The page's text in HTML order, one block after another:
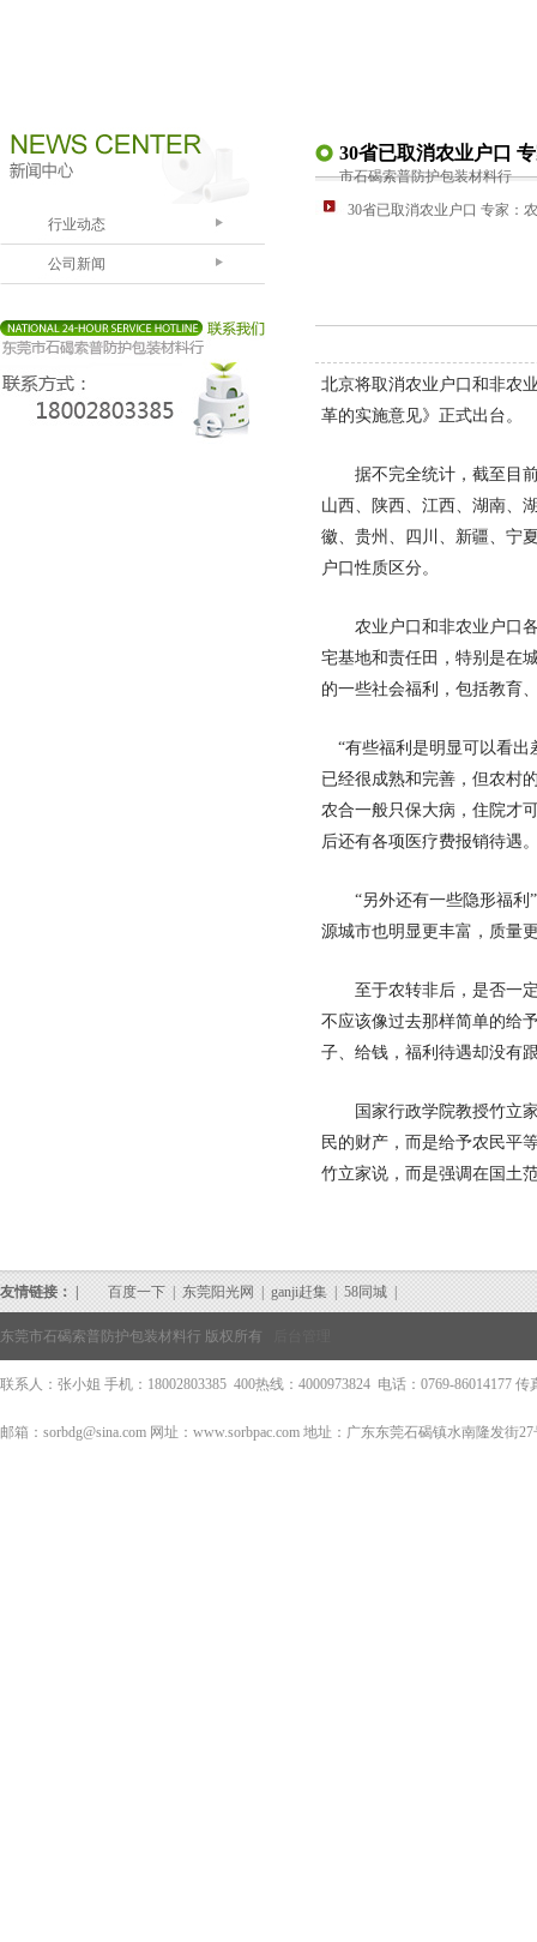
行业动态
公司新闻
30省已取消农业户口
市石碣索普防护包装材料行
30省已取消农业户口 专家：
北京将取消农业户口和非农
革的实施意见》正式出台。
据不完全统计，截至目前
山西、陕西、江西、湖南、
徽、贵州、四川、新疆、宁
户口性质区分。
农业户口和非农业户口各
宅基地和责任田，特别是在
的一些社会福利，包括教育
“有些福利是明显可以看出
已经很成熟和完善，但农村
农合一般只保大病，住院才
后还有各项医疗费报销待遇
“另外还有一些隐形福利”
源城市也明显更丰富，质量
至于农转非后，是否一定
不应该像过去那样简单的给
子、给钱，福利待遇却没有
国家行政学院教授竹立家
民的财产，而是给予农民平
竹立家说，而是强调在国土
友情链接： | 百度一下 东莞阳光网 ganji赶集 58同城
东莞市石碣索普防护包装材料行 版权所有
联系人：张小姐 手机：18002803385 400热线：4000973824 电话：0769-86014177 传
邮箱：sorbdg@sina.com 网址：www.sorbpac.com 地址：广东东莞石碣镇水南隆发街27